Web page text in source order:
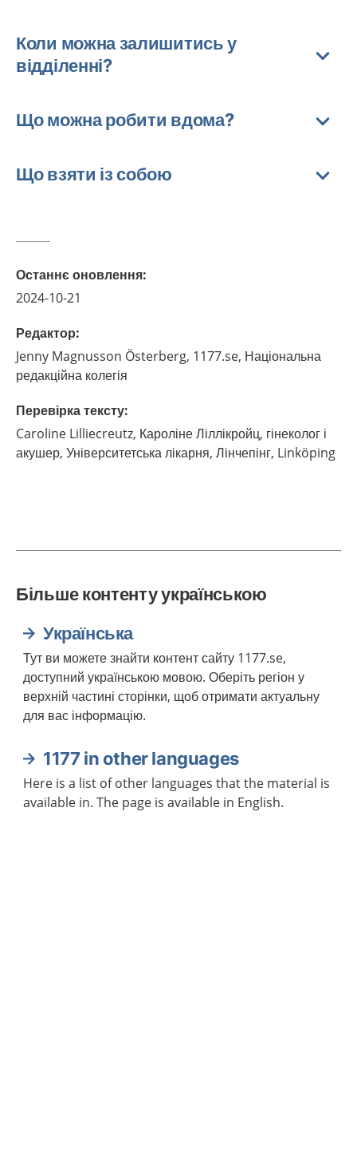
Коли можна залишитись у
відділенні?
Що можна робити вдома?
Що взяти із собою
Останнє оновлення:
2024-10-21
Редактор:
Jenny Magnusson Österberg, 1177.se, Національна
редакційна колегія
Перевірка тексту:
Caroline Lilliecreutz, Кароліне Ліллікройц, гінеколог і
акушер, Університетська лікарня, Лінчепінг, Linköping
Більше контенту українською
Українська
Тут ви можете знайти контент сайту 1177.se,
доступний українською мовою. Оберіть регіон у
верхній частині сторінки, щоб отримати актуальну
для вас інформацію.
1177 in other languages
Here is a list of other languages that the material is
available in. The page is available in English.